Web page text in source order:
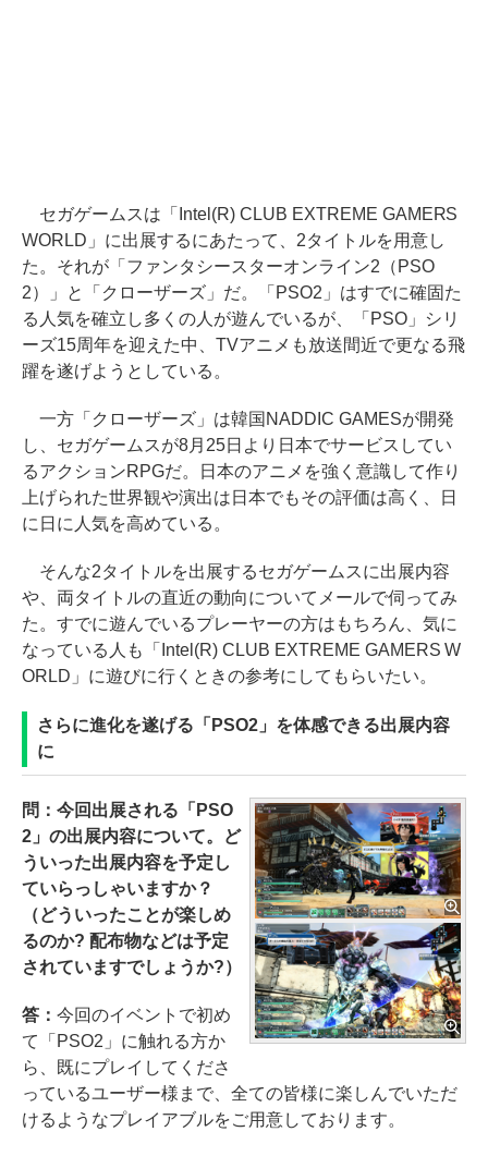
セガゲームスは「Intel(R) CLUB EXTREME GAMERS
WORLD」に出展するにあたって、2タイトルを用意し
た。それが「ファンタシースターオンライン2（PSO
2）」と「クローザーズ」だ。「PSO2」はすでに確固た
る人気を確立し多くの人が遊んでいるが、「PSO」シリ
ーズ15周年を迎えた中、TVアニメも放送間近で更なる飛
躍を遂げようとしている。
一方「クローザーズ」は韓国NADDIC GAMESが開発
し、セガゲームスが8月25日より日本でサービスしてい
るアクションRPGだ。日本のアニメを強く意識して作り
上げられた世界観や演出は日本でもその評価は高く、日
に日に人気を高めている。
そんな2タイトルを出展するセガゲームスに出展内容
や、両タイトルの直近の動向についてメールで伺ってみ
た。すでに遊んでいるプレーヤーの方はもちろん、気に
なっている人も「Intel(R) CLUB EXTREME GAMERS W
ORLD」に遊びに行くときの参考にしてもらいたい。
さらに進化を遂げる「PSO2」を体感できる出展内容
に
問：今回出展される「PSO
2」の出展内容について。ど
ういった出展内容を予定し
ていらっしゃいますか？
（どういったことが楽しめ
るのか? 配布物などは予定
されていますでしょうか?）
答： 今回のイベントで初め
て「PSO2」に触れる方か
ら、既にプレイしてくださ
っているユーザー様まで、全ての皆様に楽しんでいただ
けるようなプレイアブルをご用意しております。